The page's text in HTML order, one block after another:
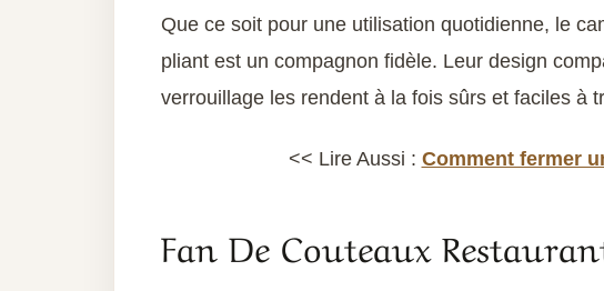
Que ce soit pour une utilisation quotidienne, le
pliant est un compagnon fidèle. Leur design
verrouillage les rendent à la fois sûrs et faciles à
<< Lire Aussi : Comment fermer
Fan De Couteaux